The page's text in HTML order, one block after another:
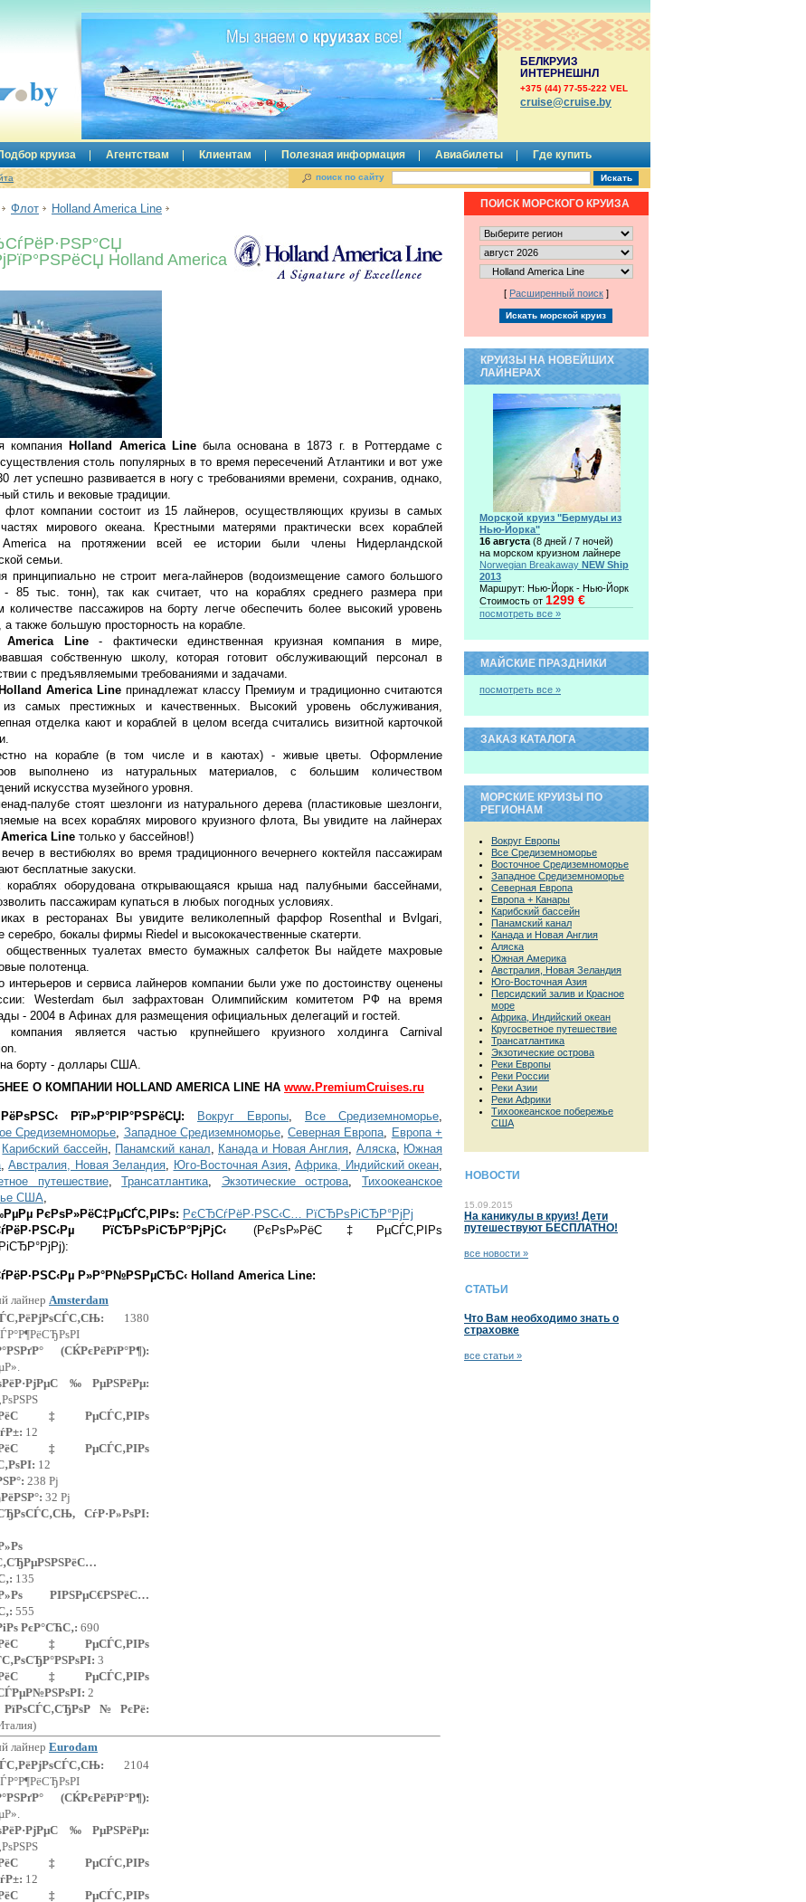
БЕЛКРУИЗ
ИНТЕРНЕШНЛ
+375 (44) 77-55-222 VEL
сruise@cruise.by
круиза Агентствам Клиентам Полезная информация Авиабилеты Где купить
поиск по сайту
Флот Holland America Line
Holland America
компания Holland America Lineбыла основана в 1873 г. в Роттердаме с
столь популярных в то время пересечений Атлантики и вот уже
лет успешно развивается в ногу с требованиями времени, сохранив, однако,
стиль и вековые традиции.
флот компании состоит из 15 лайнеров, осуществляющих круизы в самых
мирового океана. Крестными матерями практически всех кораблей
America на протяжении всей ее истории были члены Нидерландской
семьи.
принципиально не строит мега-лайнеров (водоизмещение самого большого
- 85 тыс. тонн), так как считает, что на кораблях среднего размера при
количестве пассажиров на борту легче обеспечить более высокий уровень
а также большую просторность на корабле.
America Line- фактически единственная круизная компания в мире,
собственную школу, которая готовит обслуживающий персонал в
с предъявляемыми требованиями и задачами.
Holland America Line принадлежат классу Премиум и традиционно считаются
самых престижных и качественных. Высокий уровень обслуживания,
отделка кают и кораблей в целом всегда считались визитной карточкой
на корабле (в том числе и в каютах) - живые цветы. Оформление
выполнено из натуральных материалов, с большим количеством
искусства музейного уровня.
палубе стоят шезлонги из натурального дерева (пластиковые шезлонги,
на всех кораблях мирового круизного флота, Вы увидите на лайнерах
Line только у бассейнов!)
в вестибюлях во время традиционного вечернего коктейля пассажирам
бесплатные закуски.
кораблях оборудована открывающаяся крыша над палубными бассейнами,
пассажирам купаться в любых погодных условиях.
в ресторанах Вы увидите великолепный фарфор Rosenthal и Bvlgari,
серебро, бокалы фирмы Riedel и высококачественные скатерти.
общественных туалетах вместо бумажных салфеток Вы найдете махровые
полотенца.
интерьеров и сервиса лайнеров компании были уже по достоинству оценены
Westerdam был зафрахтован Олимпийским комитетом РФ на время
- 2004 в Афинах для размещения официальных делегаций и гостей.
компания является частью крупнейшего круизного холдинга Carnival
борту - доллары США.
О КОМПАНИИ HOLLAND AMERICA LINE НА www.PremiumCruises.ru
РїР»Р°РІР°РЅРёСЏ: Вокруг Европы, Все Средиземноморье,
Средиземноморье, Западное Средиземноморье,Северная Европа, Европа +
Карибский бассейн, Панамский канал, Канада и Новая Англия, Аляска, Южная
,Австралия, Новая Зеландия, Юго-Восточная Азия,Африка, Индийский океан,
путешествие,Трансатлантика, Экзотические острова,Тихоокеанское
США,
РєРѕР»РёС‡РµСЃС‚РІРѕ: РєСЂСѓРёР·РЅС‹С… РїСЂРѕРіСЂР°РјРј
РїСЂРѕРіСЂР°РјРјС‹(РєРѕР»РёС‡РµСЃС‚РІРѕ
Р»Р°Р№РЅРµСЂС‹ Holland America Line:
лайнер Amsterdam
1380
(СЌРєРёРїР°Р¶):
12
12
238 Рј
32 Рј
СѓР·Р»РѕРІ:
135
РІРЅРµС€РЅРёС…
555
РєР°СЋС‚: 690
3
2
РїРѕСЃС‚СЂРѕР№РєРё:
лайнер Eurodam
2104
(СЌРєРёРїР°Р¶):
12
ПОИСК МОРСКОГО КРУИЗА
[ Расширенный поиск ]
КРУИЗЫ НА НОВЕЙШИХ
ЛАЙНЕРАХ
Морской круиз "Бермуды из
Нью-Йорка"
16 августа (8 дней / 7 ночей)
на морском круизном лайнере
Norwegian Breakaway NEW Ship
2013
Маршрут: Нью-Йорк - Нью-Йорк
Стоимость от 1299 €
посмотреть все »
МАЙСКИЕ ПРАЗДНИКИ
посмотреть все »
ЗАКАЗ КАТАЛОГА
МОРСКИЕ КРУИЗЫ ПО
РЕГИОНАМ
Вокруг Европы
Все Средиземноморье
Восточное Средиземноморье
Западное Средиземноморье
Северная Европа
Европа + Канары
Карибский бассейн
Панамский канал
Канада и Новая Англия
Аляска
Южная Америка
Австралия, Новая Зеландия
Юго-Восточная Азия
Персидский залив и Красное
море
Африка, Индийский океан
Кругосветное путешествие
Трансатлантика
Экзотические острова
Реки Европы
Реки России
Реки Азии
Реки Африки
Тихоокеанское побережье
США
НОВОСТИ
15.09.2015
На каникулы в круиз! Дети
путешествуют БЕСПЛАТНО!
все новости »
СТАТЬИ
Что Вам необходимо знать о
страховке
все статьи »